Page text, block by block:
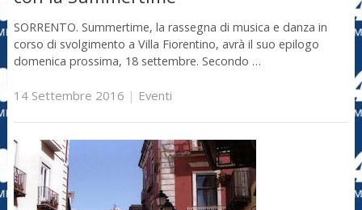
SORRENTO. Summertime, la rassegna di musica e danza in
corso di svolgimento a Villa Fiorentino, avrà il suo epilogo
domenica prossima, 18 settembre. Secondo …
14 Settembre 2016 | Eventi